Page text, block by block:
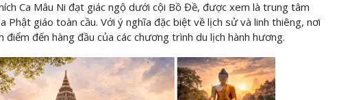
Ca Mâu Ni đạt giác ngộ dưới cội Bồ Đề, được xem là trung tâm
Phật giáo toàn cầu. Với ý nghĩa đặc biệt về lịch sử và linh thiêng, nơi
điểm đến hàng đầu của các chương trình du lịch hành hương.